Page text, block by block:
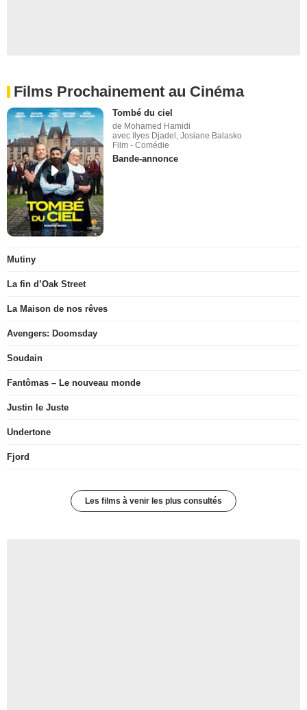
Films Prochainement au Cinéma
Tombé du ciel
de Mohamed Hamidi
avec Ilyes Djadel, Josiane Balasko
Film - Comédie
Bande-annonce
Mutiny
La fin d’Oak Street
La Maison de nos rêves
Avengers: Doomsday
Soudain
Fantômas – Le nouveau monde
Justin le Juste
Undertone
Fjord
Les films à venir les plus consultés